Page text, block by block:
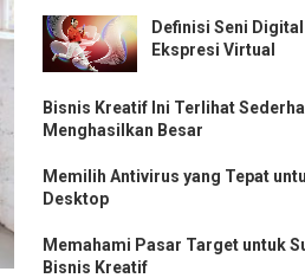
Definisi Seni
Ekspresi Virtual
Bisnis Kreatif Ini Terlihat
Menghasilkan Besar
Memilih Antivirus yang Tepat
Desktop
Memahami Pasar Target untuk
Bisnis Kreatif